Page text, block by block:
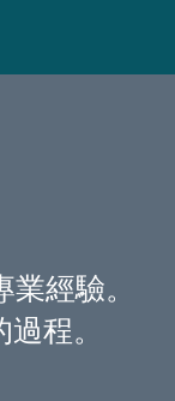
經驗。
程。